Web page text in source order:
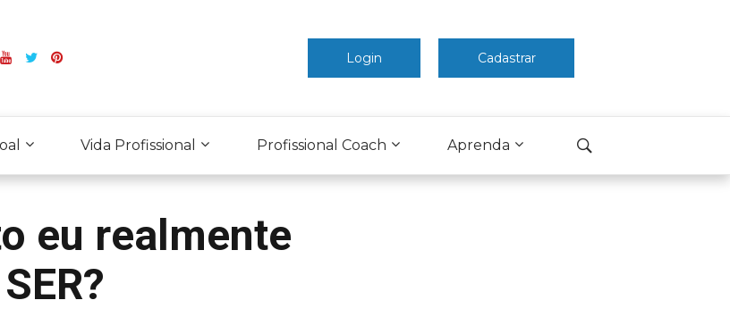
Login Cadastrar
Vida Profissional Profissional Coach Aprenda
eu realmente